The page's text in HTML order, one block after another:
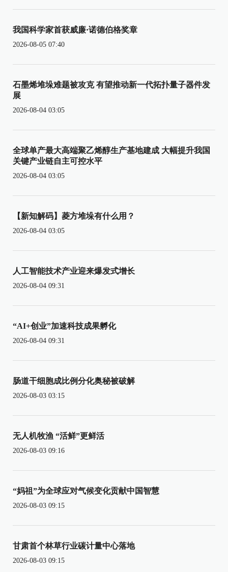
我国科学家首获威廉·诺德伯格奖章
2026-08-05 07:40
石墨烯堆垛难题被攻克 有望推动新一代拓扑量子器件发
展
2026-08-04 03:05
全球单产最大高端聚乙烯醇生产基地建成 大幅提升我国
关键产业链自主可控水平
2026-08-04 03:05
【新知解码】菱方堆垛有什么用？
2026-08-04 03:05
人工智能技术产业迎来爆发式增长
2026-08-04 09:31
“AI+创业”加速科技成果孵化
2026-08-04 09:31
肠道干细胞成比例分化奥秘被破解
2026-08-03 03:15
无人机牧渔 “活鲜”更鲜活
2026-08-03 09:16
“妈祖”为全球应对气候变化贡献中国智慧
2026-08-03 09:15
甘肃首个林草行业碳计量中心落地
2026-08-03 09:15